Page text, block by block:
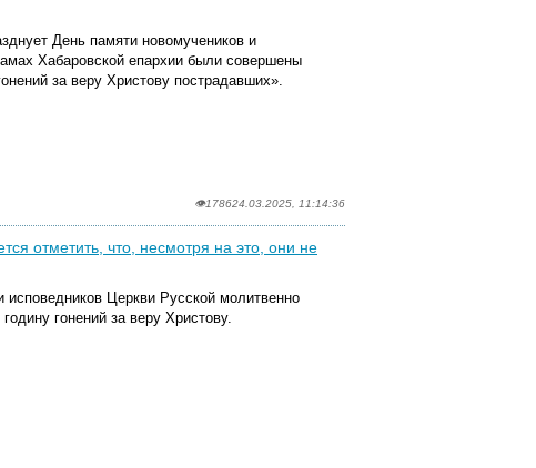
День памяти новомучеников и
Хабаровской епархии были совершены
за веру Христову пострадавших».
👁178624.03.2025, 11:14:36
отметить, что, несмотря на это, они не
Церкви Русской молитвенно
гонений за веру Христову.